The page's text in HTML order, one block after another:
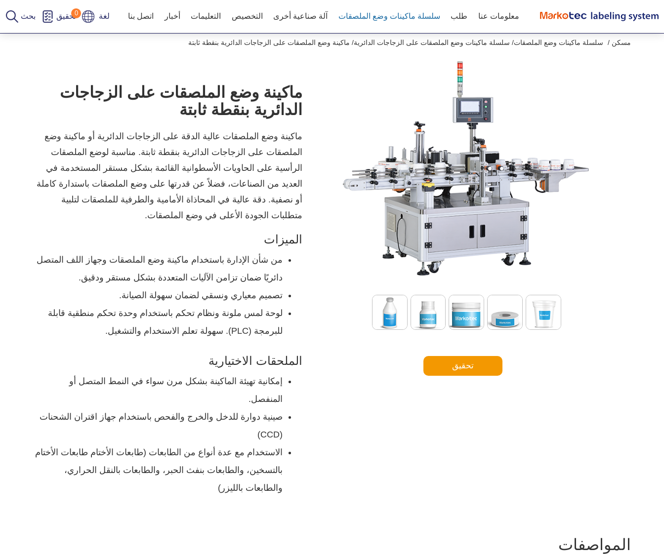
لغة تحقيق0 بحث معلومات عنا طلب سلسلة ماكينات وضع الملصقات آلة صناعية أخرى التخصيص التعليمات أخبار اتصل بنا
مسكن سلسلة ماكينات وضع الملصقات سلسلة ماكينات وضع الملصقات على الزجاجات الدائرية ماكينة وضع الملصقات على الزجاجات الدائرية بنقطة ثابتة
ماكينة وضع الملصقات على الزجاجات
الدائرية بنقطة ثابتة
ماكينة وضع الملصقات عالية الدقة على الزجاجات الدائرية أو ماكينة وضع
الملصقات على الزجاجات الدائرية بنقطة ثابتة. مناسبة لوضع الملصقات
الرأسية على الحاويات الأسطوانية القائمة بشكل مستقر المستخدمة في
العديد من الصناعات، فضلاً عن قدرتها على وضع الملصقات باستدارة كاملة
أو نصفية. دقة عالية في المحاذاة الأمامية والطرفية للملصقات لتلبية
متطلبات الجودة الأعلى في وضع الملصقات.
الميزات
من شأن الإدارة باستخدام ماكينة وضع الملصقات وجهاز اللف المتصل
دائريًا ضمان تزامن الآليات المتعددة بشكل مستقر ودقيق.
تصميم معياري ونسقي لضمان سهولة الصيانة.
لوحة لمس ملونة ونظام تحكم باستخدام وحدة تحكم منطقية قابلة
للبرمجة (PLC). سهولة تعلم الاستخدام والتشغيل.
الملحقات الاختيارية
إمكانية تهيئة الماكينة بشكل مرن سواء في النمط المتصل أو
المنفصل.
صينية دوارة للدخل والخرج والفحص باستخدام جهاز اقتران الشحنات
(CCD)
الاستخدام مع عدة أنواع من الطابعات (طابعات الأختام طابعات الأختام
بالتسخين، والطابعات بنفث الحبر، والطابعات بالنقل الحراري،
والطابعات بالليزر)
تحقيق
المواصفات
لوحة إدارة ملفات تعريف الارتباط